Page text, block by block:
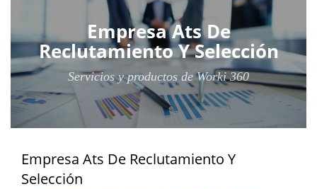
Empresa Ats De
Reclutamiento Y Selección
Servicios y productos de Worki 360
Empresa Ats De Reclutamiento Y
Selección